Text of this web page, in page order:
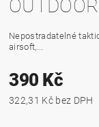
Nepostradatelné
airsoft,...
390 Kč
322,31 Kč bez DPH